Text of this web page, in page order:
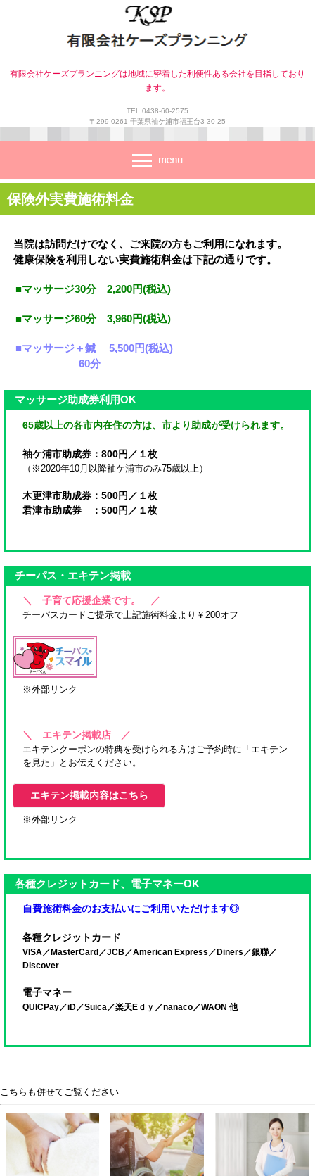
有限会社ケーズプランニングは地域に密着した利便性ある会社を目指しており
ます。
TEL.0438-60-2575
〒299-0261 千葉県袖ケ浦市福王台3-30-25
保険外実費施術料金
当院は訪問だけでなく、ご来院の方もご利用になれます。
健康保険を利用しない実費施術料金は下記の通りです。
■マッサージ30分 2,200円(税込)
■マッサージ60分 3,960円(税込)
■マッサージ＋鍼 5,500円(税込)
60分
マッサージ助成券利用OK
65歳以上の各市内在住の方は、市より助成が受けられます。
袖ケ浦市助成券：800円／１枚
（※2020年10月以降袖ケ浦市のみ75歳以上）
木更津市助成券：500円／１枚
君津市助成券 ：500円／１枚
チーパス・エキテン掲載
＼ 子育て応援企業です。 ／
チーパスカードご提示で上記施術料金より￥200オフ
※外部リンク
＼ エキテン掲載店 ／
エキテンクーポンの特典を受けられる方はご予約時に「エキテン
を見た」とお伝えください。
エキテン掲載内容はこちら
※外部リンク
各種クレジットカード、電子マネーOK
自費施術料金のお支払いにご利用いただけます◎
各種クレジットカード
VISA／MasterCard／JCB／American Express／Diners／銀聯／
Discover
電子マネー
QUICPay／iD／Suica／楽天Eｄｙ／nanaco／WAON 他
こちらも併せてご覧ください